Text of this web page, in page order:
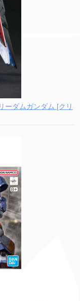
ーダムガンダム [クリ